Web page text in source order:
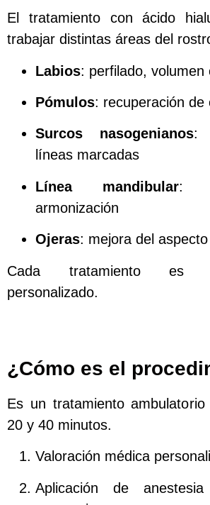
El tratamiento con ácido
trabajar distintas áreas del
Labios: perfilado, volumen
Pómulos: recuperación de
Surcos nasogenianos:
líneas marcadas
Línea mandibular:
armonización
Ojeras: mejora del
Cada tratamiento es
personalizado.
¿Cómo es el
Es un tratamiento
20 y 40 minutos.
Valoración médica
Aplicación de